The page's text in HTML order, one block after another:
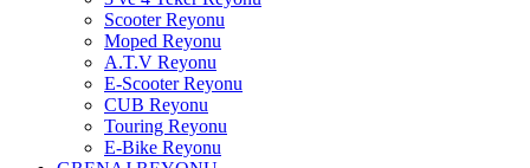
Scooter Reyonu
Moped Reyonu
A.T.V Reyonu
E-Scooter Reyonu
CUB Reyonu
Touring Reyonu
E-Bike Reyonu